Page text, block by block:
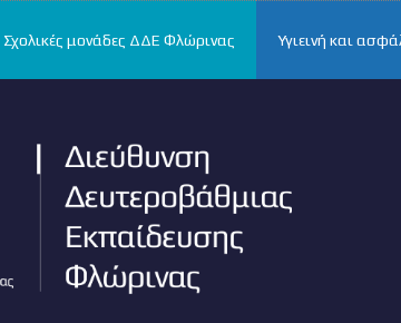
Σχολικές μονάδες ΔΔΕ Φλώρινας Υγιεινή και